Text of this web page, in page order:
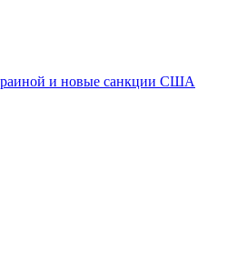
и новые санкции США